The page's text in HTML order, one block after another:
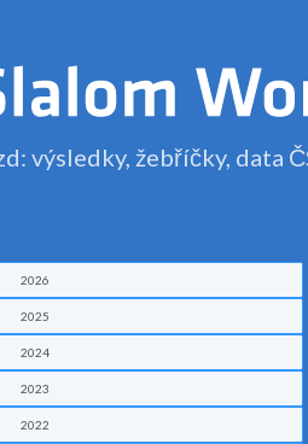
výsledky, žebříčky, data
2026
2025
2024
2023
2022